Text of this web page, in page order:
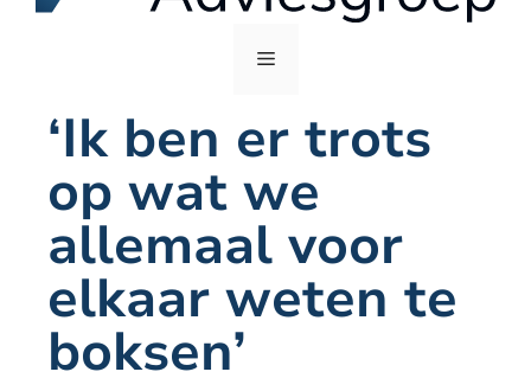
Menu
‘Ik ben er trots
op wat we
allemaal voor
elkaar weten te
boksen’